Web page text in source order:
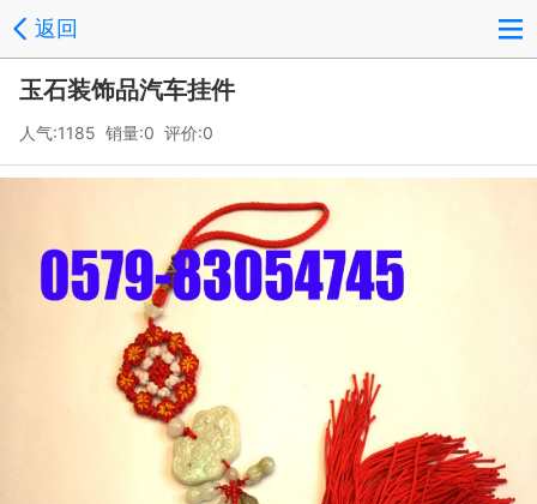
返回
玉石装饰品汽车挂件
人气:1185 销量:0 评价:0